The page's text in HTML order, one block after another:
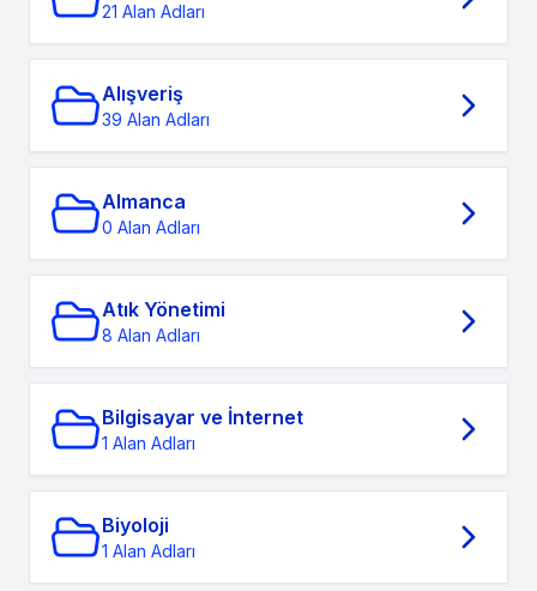
21 Alan Adları
Alışveriş
39 Alan Adları
Almanca
0 Alan Adları
Atık Yönetimi
8 Alan Adları
Bilgisayar ve İnternet
1 Alan Adları
Biyoloji
1 Alan Adları